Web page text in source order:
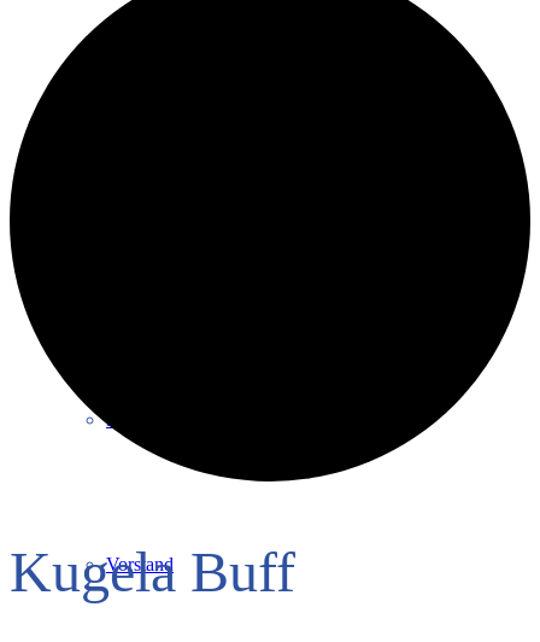
Mitglied werden
Vorstand
Kugela Buff